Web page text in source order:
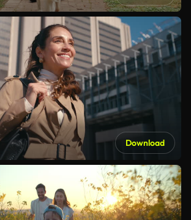
Download